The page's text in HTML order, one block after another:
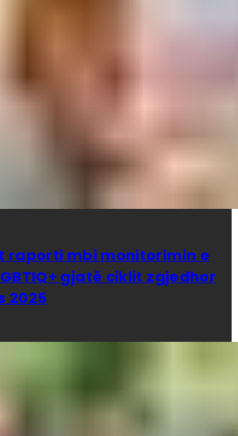
raporti mbi monitorimin e
gjatë ciklit zgjedhor
2025